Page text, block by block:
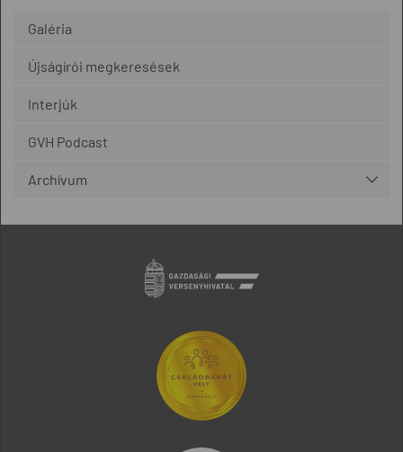
Galéria
Újságírói megkeresések
Interjúk
GVH Podcast
Archívum